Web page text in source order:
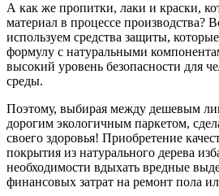
А как же пропитки, лаки и краски,
материал в процессе производства?
используем средства защиты,
формулу с натуральными
высокий уровень безопасности для
среды.
Поэтому, выбирая между дешевым
дорогим экологичным паркетом,
своего здоровья! Приобретение
покрытия из натурального дерева
необходимости вдыхать вредные
финансовых затрат на ремонт пола